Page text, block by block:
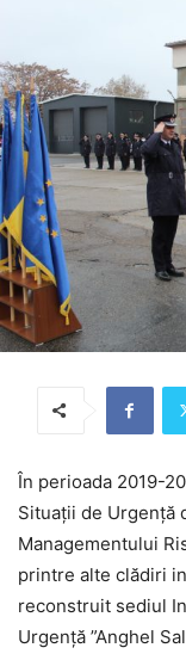
În perioada 2019-
Situații de Urgență
Managementului
printre alte clădiri
reconstruit sediul
Urgență ”Anghel